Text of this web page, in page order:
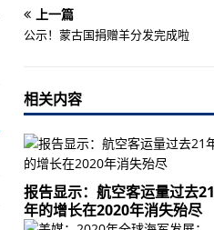
上一篇
公示！蒙古国捐赠羊分发完成啦
相关内容
报告显示：航空客运量过去21
年的增长在2020年消失殆尽